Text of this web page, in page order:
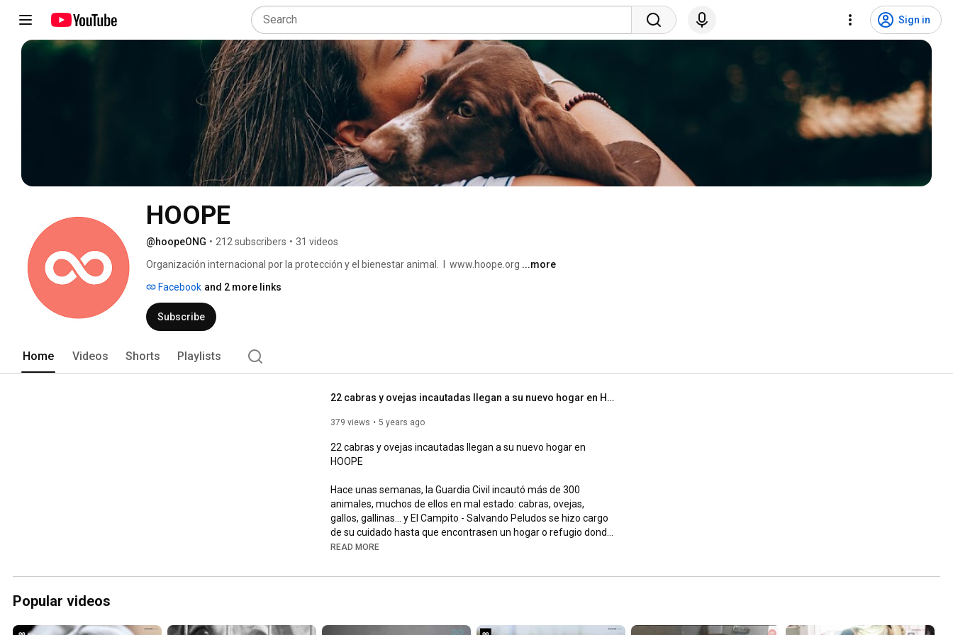
Sign in
HOOPE
@hoopeONG • 212 subscribers • 31 videos
Organización internacional por la protección y el bienestar animal.  I  www.hoope.org ...more
Facebook and 2 more links
Subscribe
Home Videos Shorts Playlists
22 cabras y ovejas incautadas llegan a su nuevo hogar en HOOPE
379 views 5 years ago
22 cabras y ovejas incautadas llegan a su nuevo hogar en
HOOPE
Hace unas semanas, la Guardia Civil incautó más de 300
animales, muchos de ellos en mal estado: cabras, ovejas,
gallos, gallinas... y El Campito - Salvando Peludos se hizo cargo
de su cuidado hasta que encontrasen un hogar o refugio donde
llevarles, pero necesitaban ayuda urgente, por ello, sin dudarlo,
más... porque venían preñadas y próximamente llegarán al
READ MORE
Popular videos